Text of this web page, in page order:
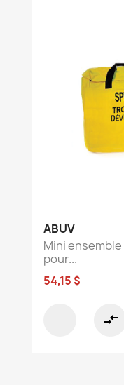
ABUV
Mini
pour...
54,15 $
compare_arrows